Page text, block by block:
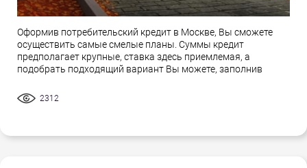
Оформив потребительский кредит в Москве, Вы сможете
осуществить самые смелые планы. Суммы кредит
предполагает крупные, ставка здесь приемлемая, а
подобрать подходящий вариант Вы можете, заполнив
2312